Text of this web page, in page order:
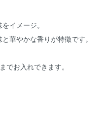
イメージ。
華やかな香りが特徴です。
でお入れできます。